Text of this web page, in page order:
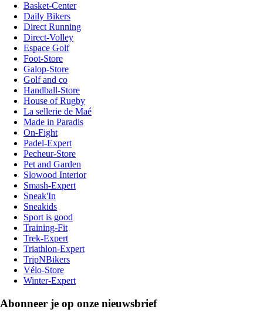
Basket-Center
Daily Bikers
Direct Running
Direct-Volley
Espace Golf
Foot-Store
Galop-Store
Golf and co
Handball-Store
House of Rugby
La sellerie de Maé
Made in Paradis
On-Fight
Padel-Expert
Pecheur-Store
Pet and Garden
Slowood Interior
Smash-Expert
Sneak'In
Sneakids
Sport is good
Training-Fit
Trek-Expert
Triathlon-Expert
TripNBikers
Vélo-Store
Winter-Expert
Abonneer je op onze nieuwsbrief